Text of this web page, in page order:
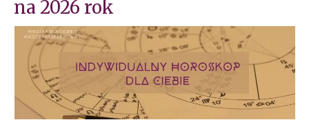
na 2026 rok